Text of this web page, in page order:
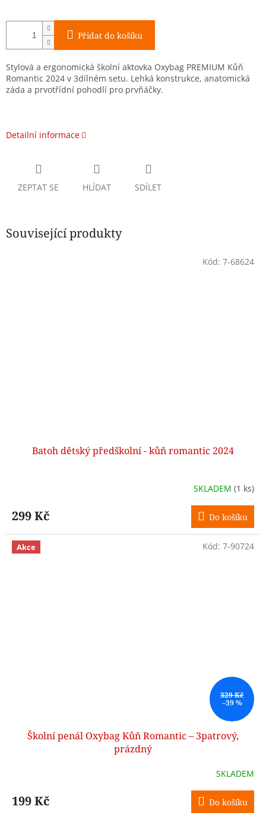
Přidat do košíku
Stylová a ergonomická školní aktovka Oxybag PREMIUM Kůň
Romantic 2024 v 3dílném setu. Lehká konstrukce, anatomická
záda a prvotřídní pohodlí pro prvňáčky.
Detailní informace
ZEPTAT SE HLÍDAT SDÍLET
Související produkty
Batoh dětský předškolní - kůň romantic 2024
SKLADEM (1 ks)
299 Kč Do košíku
Kód: 7-68624
Akce
329 Kč
–39 %
Školní penál Oxybag Kůň Romantic – 3patrový,
prázdný
SKLADEM
199 Kč Do košíku
Kód: 7-90724